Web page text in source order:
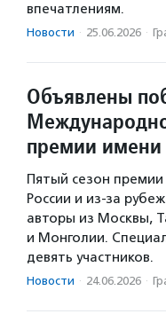
впечатлениям.
Новости · 25.06.2026 ·
Объявлены
премии имени
Пятый сезон премии
России и из-за
авторы из Москвы,
и Монголии.
девять участников.
Новости · 24.06.2026 ·